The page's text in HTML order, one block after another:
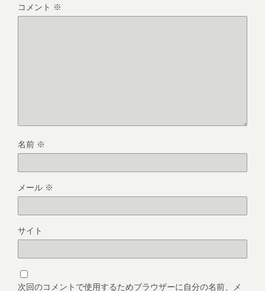
コメント ※
名前 ※
メール ※
サイト
次回のコメントで使用するためブラウザーに自分の名前、メ